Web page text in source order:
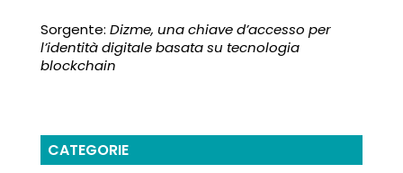
Sorgente: Dizme, una chiave d’accesso per
l’identità digitale basata su tecnologia
blockchain
CATEGORIE